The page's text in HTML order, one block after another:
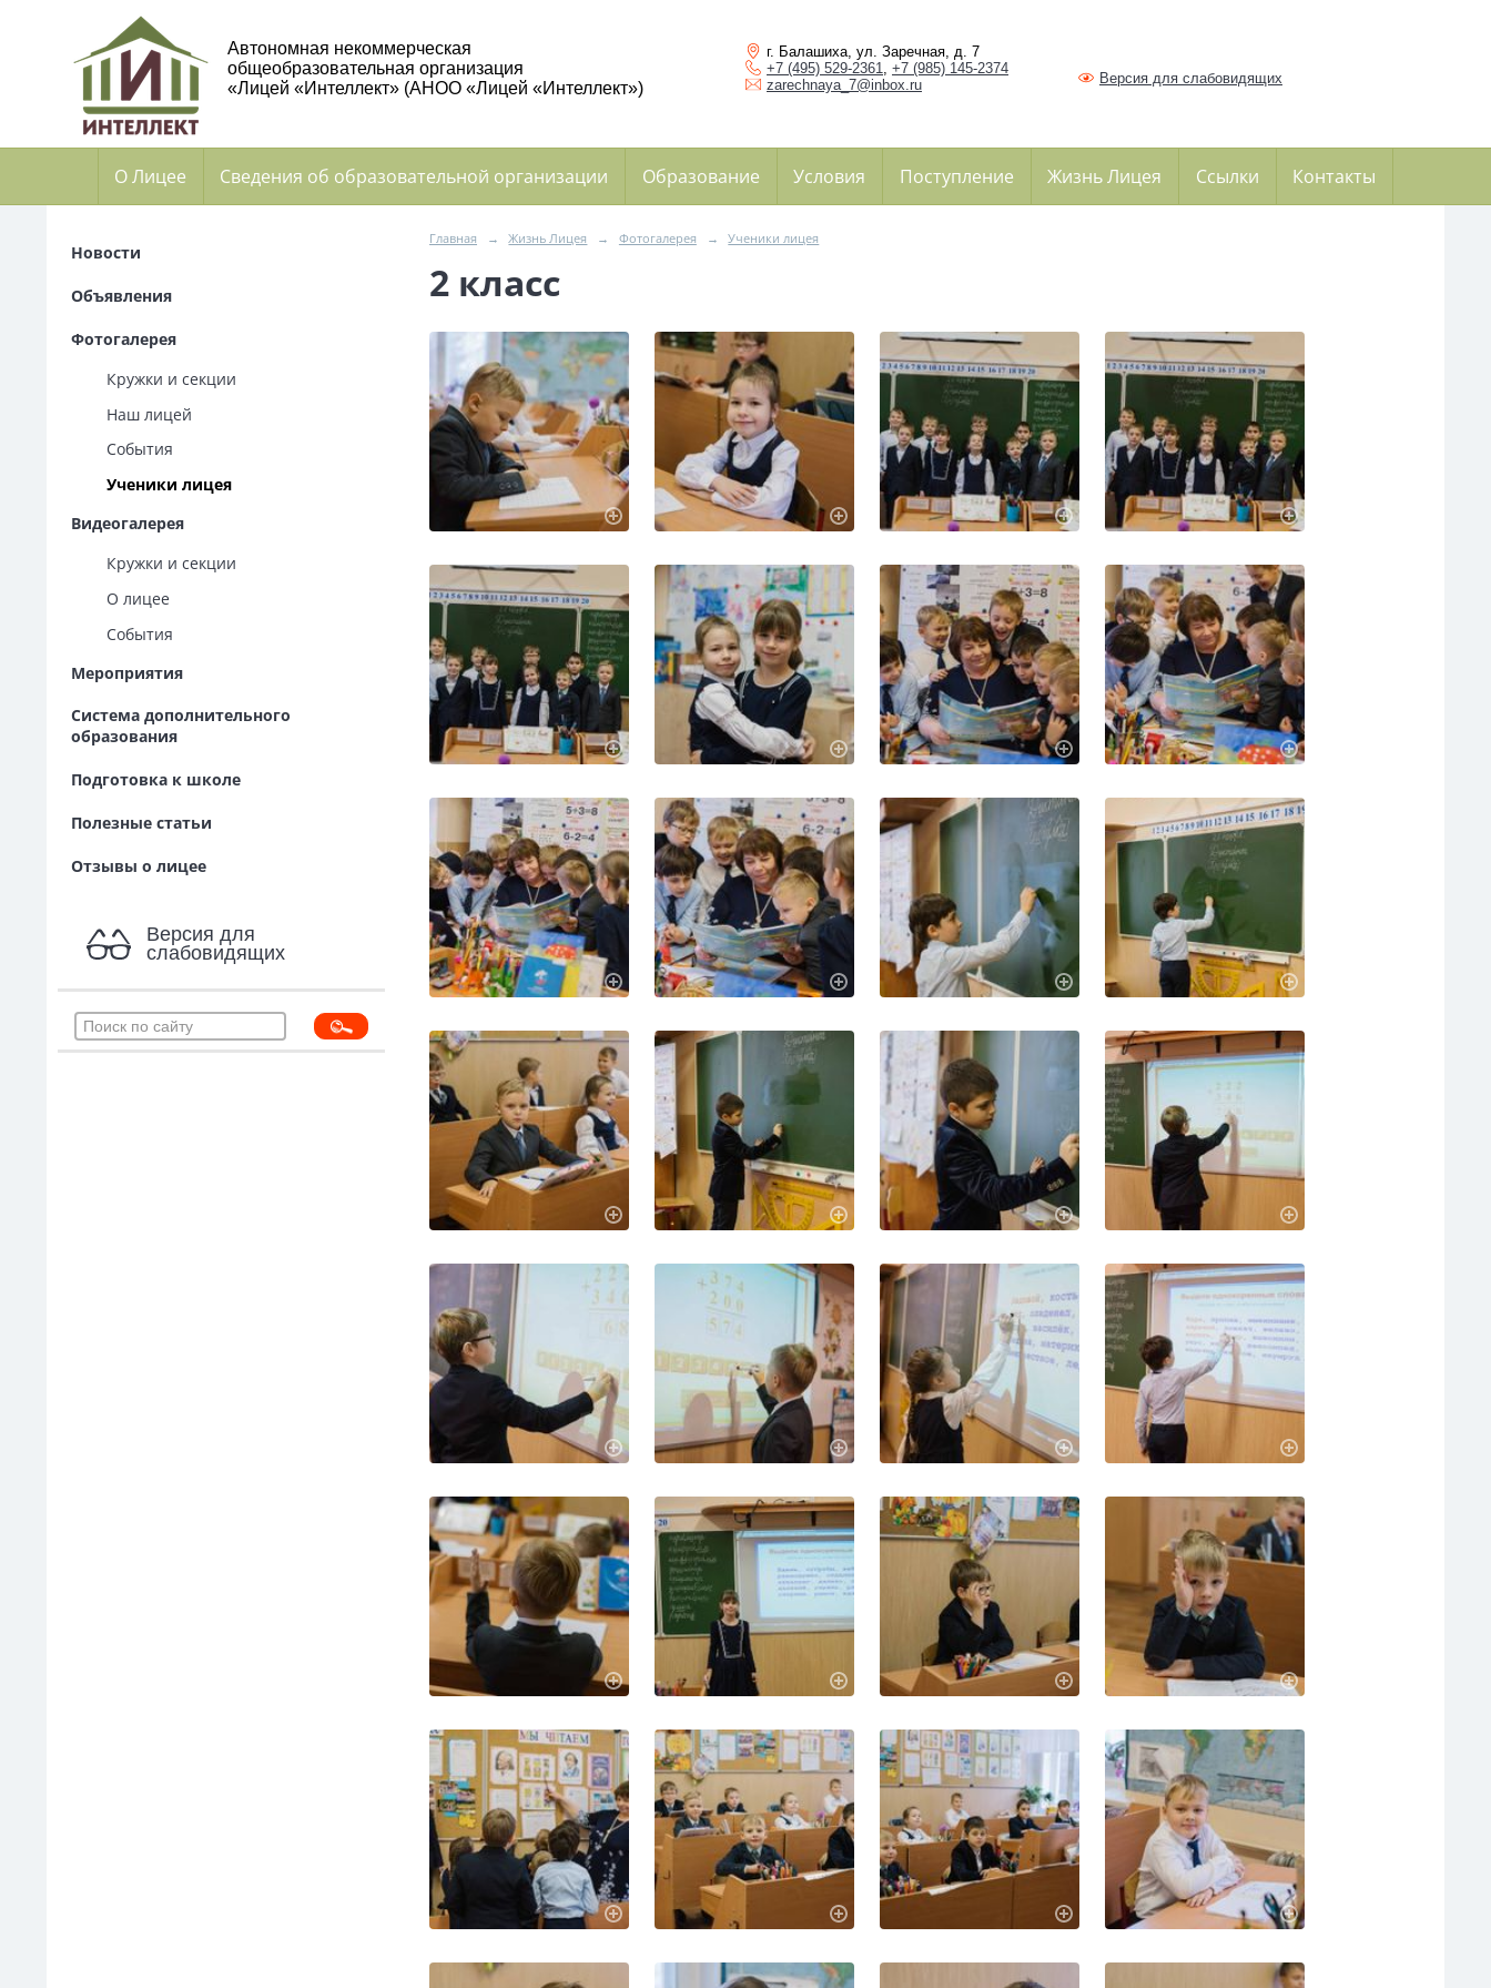
Автономная некоммерческая
общеобразовательная организация
«Лицей «Интеллект» (АНОО «Лицей «Интеллект»)
г. Балашиха, ул. Заречная, д. 7
+7 (495) 529-2361
+7 (985) 145-2374
zarechnaya_7@inbox.ru
Версия для слабовидящих
О Лицее Сведения об образовательной организации Образование Условия Поступление Жизнь Лицея Ссылки Контакты
Новости
Объявления
Фотогалерея
Кружки и секции
Наш лицей
События
Ученики лицея
Видеогалерея
Кружки и секции
О лицее
События
Мероприятия
Система дополнительного
образования
Подготовка к школе
Полезные статьи
Отзывы о лицее
Версия для
слабовидящих
Главная → Жизнь Лицея → Фотогалерея → Ученики лицея
2 класс